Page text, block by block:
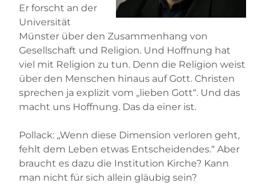
Er forscht an der
Universität
Münster über den Zusammenhang von
Gesellschaft und Religion. Und Hoffnung hat
viel mit Religion zu tun. Denn die Religion weist
über den Menschen hinaus auf Gott. Christen
sprechen ja explizit vom „lieben Gott“. Und das
macht uns Hoffnung. Das da einer ist.
Pollack: „Wenn diese Dimension verloren geht,
fehlt dem Leben etwas Entscheidendes.“ Aber
braucht es dazu die Institution Kirche? Kann
man nicht für sich allein gläubig sein?